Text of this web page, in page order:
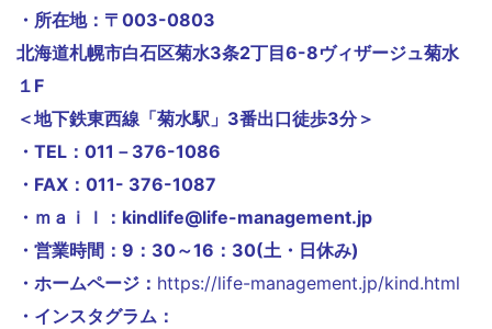
・所在地：〒003-0803
北海道札幌市白石区菊水3条2丁目6-8ヴィザージュ菊水
１F
＜地下鉄東西線「菊水駅」3番出口徒歩3分＞
・TEL：011－376-1086
・FAX：011- 376-1087
・ｍａｉｌ：kindlife@life-management.jp
・営業時間：9：30～16：30(土・日休み)
・ホームページ： https://life-management.jp/kind.html
・インスタグラム：